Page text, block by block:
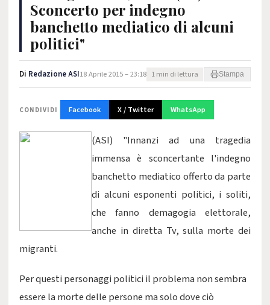
Sconcerto per indegno
banchetto mediatico di alcuni
politici"
Di Redazione ASI18 Aprile 2015 – 23:18 1 min di lettura Stampa
CONDIVIDI Facebook X / Twitter WhatsApp
(ASI) "Innanzi ad una tragedia
immensa è sconcertante l'indegno
banchetto mediatico offerto da parte
di alcuni esponenti politici, i soliti,
che fanno demagogia elettorale,
anche in diretta Tv, sulla morte dei
migranti.
Per questi personaggi politici il problema non sembra
essere la morte delle persone ma solo dove ciò